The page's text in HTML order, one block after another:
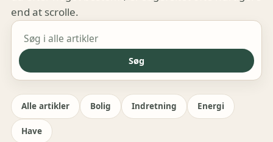
end at scrolle.
Søg i artikler Søg
Alle artikler Bolig Indretning Energi
Have